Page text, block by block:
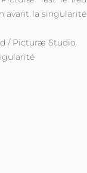
avant la singularité
/ Picturæ Studio